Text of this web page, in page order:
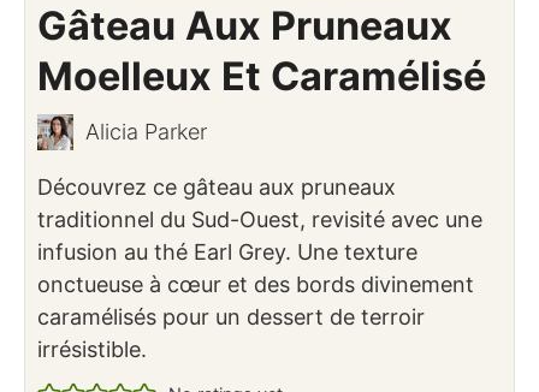
Gâteau Aux Pruneaux
Moelleux Et Caramélisé
Alicia Parker
Découvrez ce gâteau aux pruneaux
traditionnel du Sud-Ouest, revisité avec une
infusion au thé Earl Grey. Une texture
onctueuse à cœur et des bords divinement
caramélisés pour un dessert de terroir
irrésistible.